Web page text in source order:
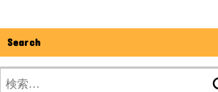
Search